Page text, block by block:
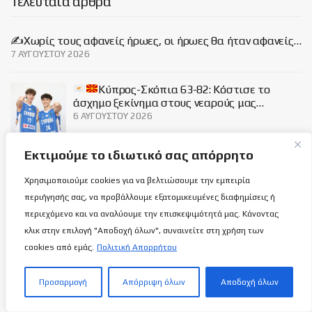
Εκτιμούμε το ιδιωτικό σας απόρρητο
Χρησιμοποιούμε cookies για να βελτιώσουμε την εμπειρία
περιήγησής σας, να προβάλλουμε εξατομικευμένες διαφημίσεις ή
περιεχόμενο και να αναλύουμε την επισκεψιμότητά μας. Κάνοντας
κλικ στην επιλογή "Αποδοχή όλων", συναινείτε στη χρήση των
cookies από εμάς. Πολιτική Απορρήτου
Προσαρμογή Απόρριψη όλων Αποδοχή όλων
✍️Χωρίς τους αφανείς ήρωες, οι ήρωες θα ήταν αφανείς…
7 ΑΥΓΟΎΣΤΟΥ 2026
Κύπρος-Σκόπια 63-82: Κόστισε το
άσχημο ξεκίνημα στους νεαρούς μας…
6 ΑΥΓΟΎΣΤΟΥ 2026
Εθνική Γυναικών Κ16: Η τελική 12αδα
ενόψει των δικών της υποχρεώσεων!
6 ΑΥΓΟΎΣΤΟΥ 2026
Social